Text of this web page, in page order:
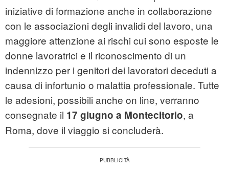
iniziative di formazione anche in collaborazione
con le associazioni degli invalidi del lavoro, una
maggiore attenzione ai rischi cui sono esposte le
donne lavoratrici e il riconoscimento di un
indennizzo per i genitori dei lavoratori deceduti a
causa di infortunio o malattia professionale. Tutte
le adesioni, possibili anche on line, verranno
consegnate il 17 giugno a Montecitorio, a
Roma, dove il viaggio si concluderà.